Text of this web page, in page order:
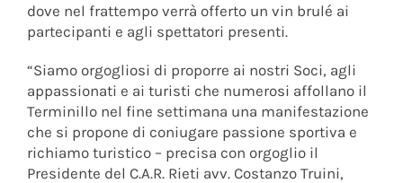
dove nel frattempo verrà offerto un vin brulé ai
partecipanti e agli spettatori presenti.
“Siamo orgogliosi di proporre ai nostri Soci, agli
appassionati e ai turisti che numerosi affollano il
Terminillo nel fine settimana una manifestazione
che si propone di coniugare passione sportiva e
richiamo turistico – precisa con orgoglio il
Presidente del C.A.R. Rieti avv. Costanzo Truini,